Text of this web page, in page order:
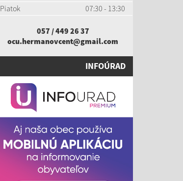
Piatok
07:30 - 13:30
057 / 449 26 37
ocu.hermanovcent@gmail.com
INFOÚRAD